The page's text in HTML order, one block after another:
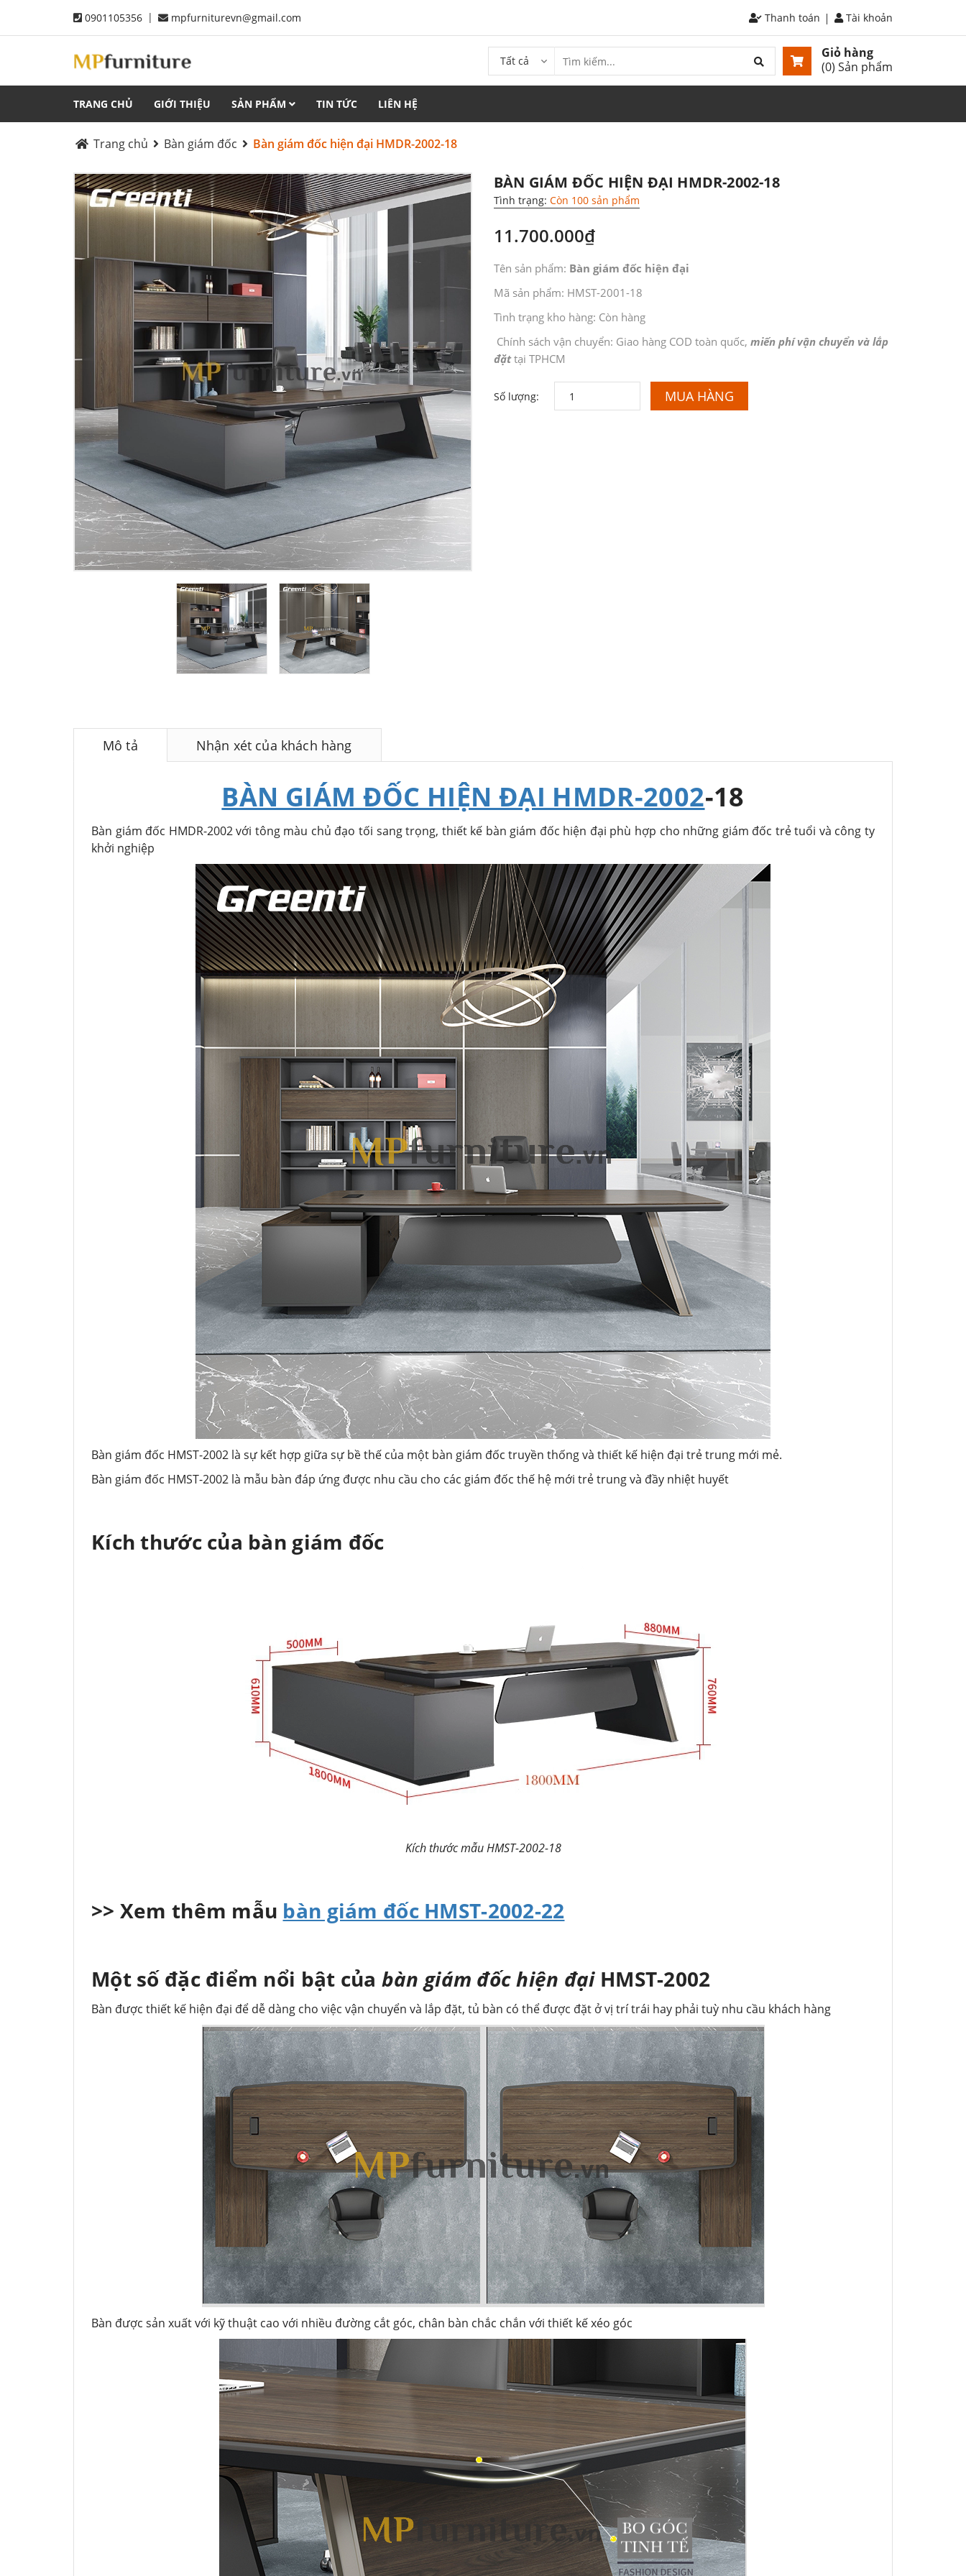
0901105356 | mpfurniturevn@gmail.com Tài khoản
Thanh toán
Giỏ hàng
(0) Sản phẩm
Tất cả
TRANG CHỦ GIỚI THIỆU SẢN PHẨM TIN TỨC LIÊN HỆ
Trang chủ Bàn giám đốc Bàn giám đốc hiện đại HMDR-2002-18
BÀN GIÁM ĐỐC HIỆN ĐẠI HMDR-2002-18
Tình trạng: Còn 100 sản phẩm
11.700.000₫
Tên sản phẩm: Bàn giám đốc hiện đại
Mã sản phẩm: HMST-2001-18
Tình trạng kho hàng: Còn hàng
Chính sách vận chuyển: Giao hàng COD toàn quốc, miến phí vận chuyển và lắp
đặt tại TPHCM
Số lượng: MUA HÀNG
Mô tả Nhận xét của khách hàng
BÀN GIÁM ĐỐC HIỆN ĐẠI HMDR-2002-18
Bàn giám đốc HMDR-2002 với tông màu chủ đạo tối sang trọng, thiết kế bàn giám đốc hiện đại phù hợp cho những giám đốc trẻ tuổi và công ty
khởi nghiệp
Bàn giám đốc HMST-2002 là sự kết hợp giữa sự bề thế của một bàn giám đốc truyền thống và thiết kế hiện đại trẻ trung mới mẻ.
Bàn giám đốc HMST-2002 là mẫu bàn đáp ứng được nhu cầu cho các giám đốc thế hệ mới trẻ trung và đầy nhiệt huyết
Kích thước của bàn giám đốc
Kích thước mẫu HMST-2002-18
>> Xem thêm mẫu bàn giám đốc HMST-2002-22
Một số đặc điểm nổi bật của bàn giám đốc hiện đạiHMST-2002
Bàn được thiết kế hiện đại để dễ dàng cho việc vận chuyển và lắp đặt, tủ bàn có thể được đặt ở vị trí trái hay phải tuỳ nhu cầu khách hàng
Bàn được sản xuất với kỹ thuật cao với nhiều đường cắt góc, chân bàn chắc chắn với thiết kế xéo góc